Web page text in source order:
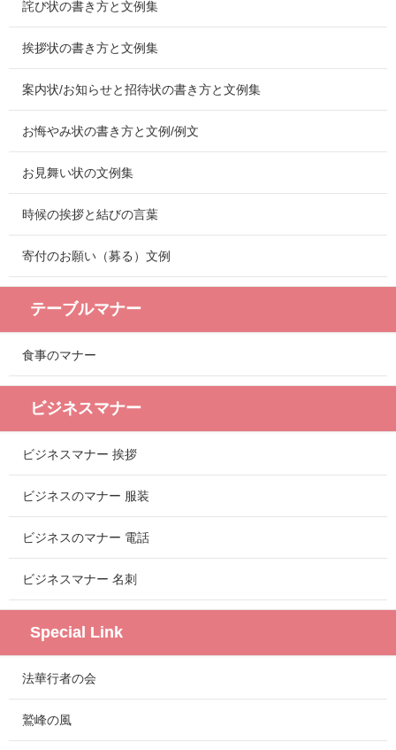
詫び状の書き方と文例集
挨拶状の書き方と文例集
案内状/お知らせと招待状の書き方と文例集
お悔やみ状の書き方と文例/例文
お見舞い状の文例集
時候の挨拶と結びの言葉
寄付のお願い（募る）文例
テーブルマナー
食事のマナー
ビジネスマナー
ビジネスマナー 挨拶
ビジネスのマナー 服装
ビジネスのマナー 電話
ビジネスマナー 名刺
Special Link
法華行者の会
鷲峰の風